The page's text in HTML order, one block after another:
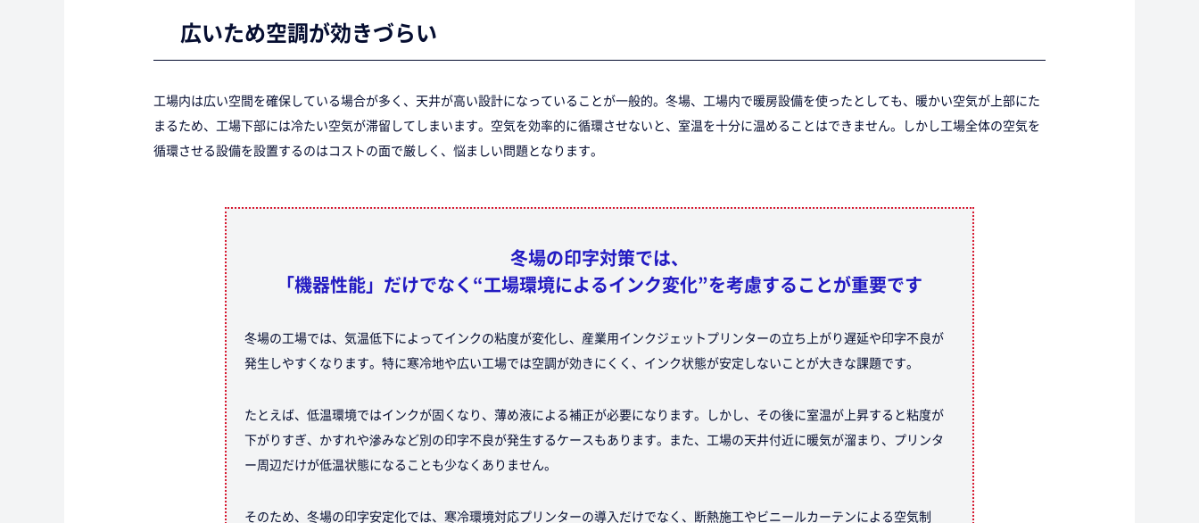
広いため空調が効きづらい
工場内は広い空間を確保している場合が多く、天井が高い設計になっていることが一般的。冬場、工場内で暖房設備を使ったとしても、暖かい空気が上部にた
まるため、工場下部には冷たい空気が滞留してしまいます。空気を効率的に循環させないと、室温を十分に温めることはできません。しかし工場全体の空気を
循環させる設備を設置するのはコストの面で厳しく、悩ましい問題となります。
冬場の印字対策では、
「機器性能」だけでなく“工場環境によるインク変化”を考慮することが重要です
冬場の工場では、気温低下によってインクの粘度が変化し、産業用インクジェットプリンターの立ち上がり遅延や印字不良が
発生しやすくなります。特に寒冷地や広い工場では空調が効きにくく、インク状態が安定しないことが大きな課題です。
たとえば、低温環境ではインクが固くなり、薄め液による補正が必要になります。しかし、その後に室温が上昇すると粘度が
下がりすぎ、かすれや滲みなど別の印字不良が発生するケースもあります。また、工場の天井付近に暖気が溜まり、プリンタ
ー周辺だけが低温状態になることも少なくありません。
そのため、冬場の印字安定化では、寒冷環境対応プリンターの導入だけでなく、断熱施工やビニールカーテンによる空気制